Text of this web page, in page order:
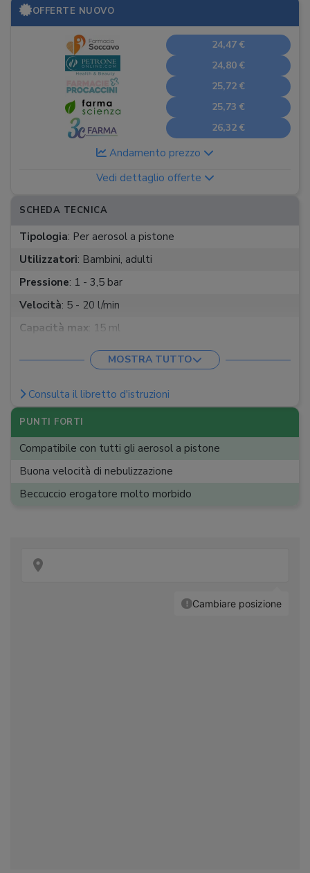
OFFERTE NUOVO
24,47 €
24,80 €
25,72 €
25,73 €
26,32 €
Andamento prezzo
Vedi dettaglio offerte
SCHEDA TECNICA
Tipologia: Per aerosol a pistone
Utilizzatori: Bambini, adulti
Pressione: 1 - 3,5 bar
Velocità: 5 - 20 l/min
Capacità max: 15 ml
MOSTRA TUTTO
Consulta il libretto d'istruzioni
PUNTI FORTI
Compatibile con tutti gli aerosol a pistone
Buona velocità di nebulizzazione
Beccuccio erogatore molto morbido